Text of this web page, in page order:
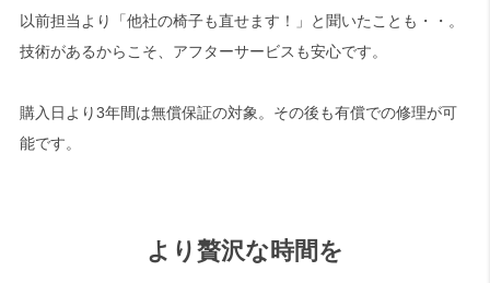
以前担当より「他社の椅子も直せます！」と聞いたことも・・。
技術があるからこそ、アフターサービスも安心です。
購入日より3年間は無償保証の対象。その後も有償での修理が可
能です。
より贅沢な時間を